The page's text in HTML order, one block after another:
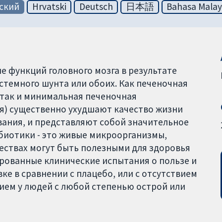
Hrvatski Deutsch 日本語 Bahasa
головного мозга в результате
шунта или обоих. Как печеночная
и минимальная печеночная
существенно ухудшают качество жизни
и представляют собой значительное
- это живые микроорганизмы,
могут быть полезными для здоровья
клинические испытания о пользе и
в сравнении с плацебо, или с отсутствием
у людей с любой степенью острой или